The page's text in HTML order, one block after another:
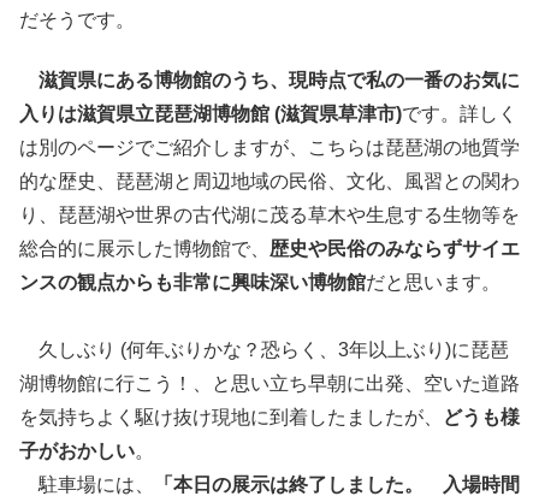
だそうです。
滋賀県にある博物館のうち、現時点で私の一番のお気に
入りは滋賀県立琵琶湖博物館 (滋賀県草津市)です。詳しく
は別のページでご紹介しますが、こちらは琵琶湖の地質学
的な歴史、琵琶湖と周辺地域の民俗、文化、風習との関わ
り、琵琶湖や世界の古代湖に茂る草木や生息する生物等を
総合的に展示した博物館で、 歴史や民俗のみならずサイエ
ンスの観点からも非常に興味深い博物館だと思います。
久しぶり (何年ぶりかな？恐らく、3年以上ぶり)に琵琶
湖博物館に行こう！、と思い立ち早朝に出発、空いた道路
を気持ちよく駆け抜け現地に到着したましたが、
どうも様
子がおかしい。
駐車場には、
「本日の展示は終了しました。 入場時間